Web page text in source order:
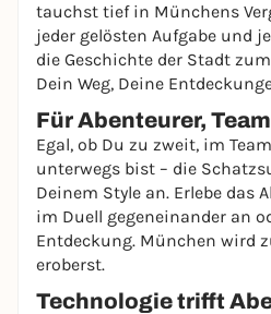
tauchst tief in Münchens
jeder gelösten Aufgabe und
die Geschichte der Stadt
Dein Weg, Deine
Für Abenteurer,
Egal, ob Du zu zweit, im
unterwegs bist – die
Deinem Style an. Erlebe das
im Duell gegeneinander an
Entdeckung. München wird
eroberst.
Technologie trifft